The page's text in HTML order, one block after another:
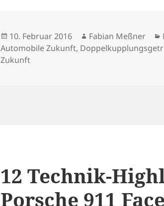
Veröffentlicht
am
10. Februar 2016 Autor
Fabian Meßner
Automobile Zukunft,
Zukunft
12 Technik-
Porsche 911